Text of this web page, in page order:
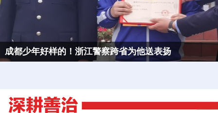
成都少年好样的！浙江警察跨省为他送表扬